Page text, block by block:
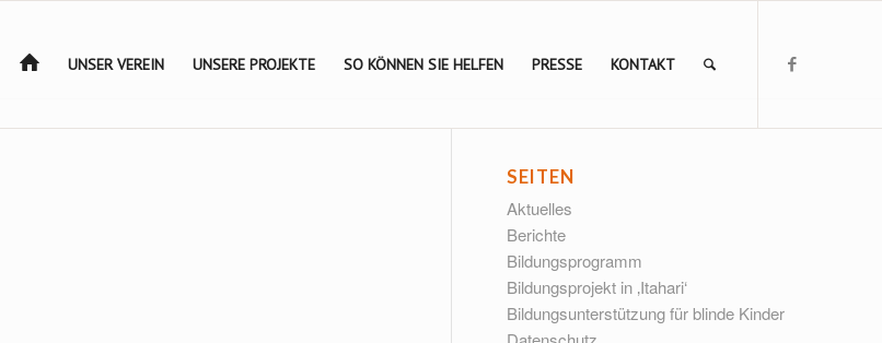
UNSER VEREIN UNSERE PROJEKTE SO KÖNNEN SIE HELFEN PRESSE KONTAKT
SEITEN
Aktuelles
Berichte
Bildungsprogramm
Bildungsprojekt in ‚Itahari‘
Bildungsunterstützung für blinde Kinder